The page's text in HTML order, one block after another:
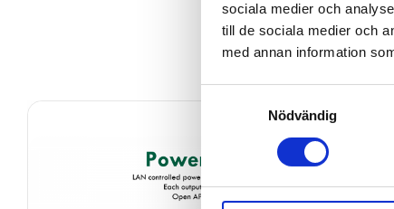
sociala medier och
till de sociala medier och
med annan information
Nödvändig